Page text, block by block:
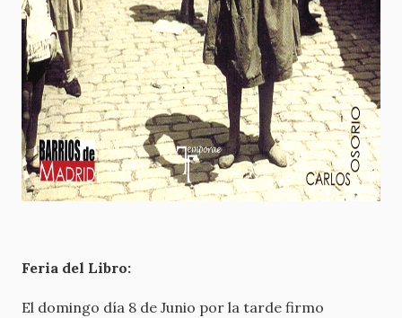
Feria del Libro:
El domingo día 8 de Junio por la tarde firmo